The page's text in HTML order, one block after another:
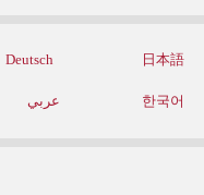
Deutsch 日本語
عربي 한국어